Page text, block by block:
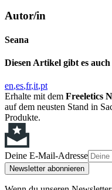
Autor/in
Seana
Diesen Artikel gibt es
en es fr it pt
Erhalte mit dem Freeletics
auf dem neusten Stand in
Produkte.
Deine E-Mail-Adresse
Newsletter abonnieren